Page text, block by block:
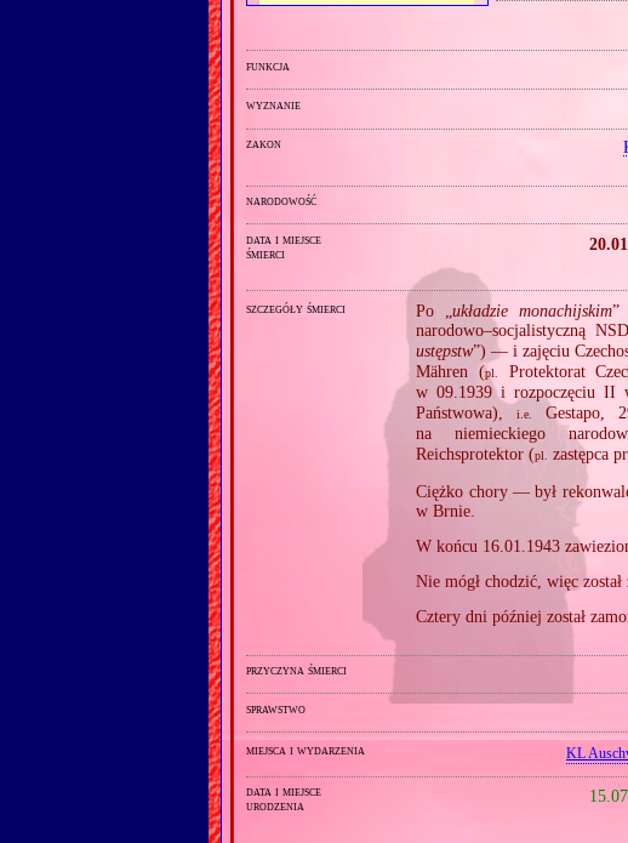
funkcja
wyznanie
zakon
narodowość
data i miejsce
śmierci
szczegóły śmierci Po „układzie monachijskim”
narodowo–socjalistyczną
ustępstw”) — i zajęciu
Mähren (pl.
Protektorat
w 09.1939 i rozpoczęciu II
Państwowa),i.e.
Gestapo,
na niemieckiego
Reichsprotektor (pl. zastępca
Ciężko chory — był
w Brnie.
W końcu 16.01.1943
Nie mógł chodzić, więc
Cztery dni później został
przyczyna śmierci
sprawstwo
miejsca i wydarzenia KL
data i miejsce
urodzenia